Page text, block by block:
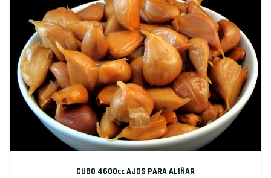
CUBO 4600cc AJOS PARA ALIÑAR